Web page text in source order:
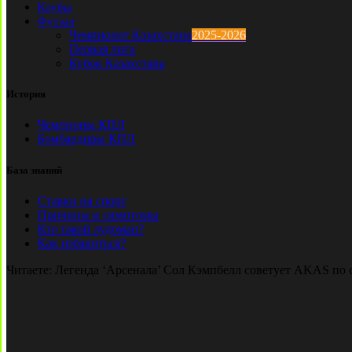
Клубы
Футзал
Чемпионат Казахстана2025-2026
Первая лига
Кубок Казахстана
История
Чемпионы КПЛ
Бомбардиры КПЛ
База знаний
Ставки на спорт
Причины и симптомы
Кто такой лудоман?
Как избавиться?
Читаете: Легенда ‘Арсенала’ Сол Кэмпбелл советует AKAS по